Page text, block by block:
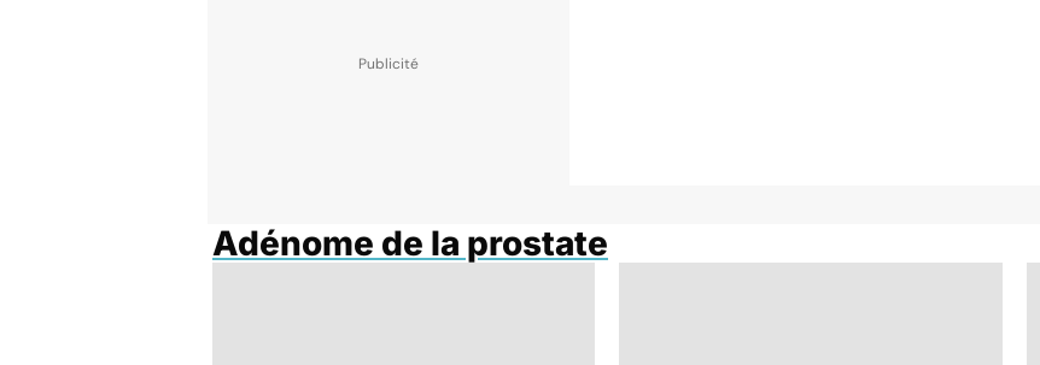
Adénome de la prostate